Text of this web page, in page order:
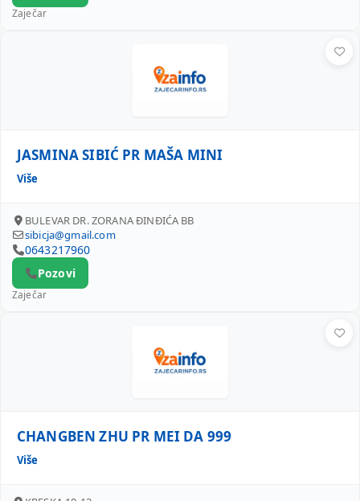
Zaječar
JASMINA SIBIĆ PR MAŠA MINI
Više
BULEVAR DR. ZORANA ĐINĐIĆA BB
sibicja@gmail.com
0643217960
Pozovi
Zaječar
CHANGBEN ZHU PR MEI DA 999
Više